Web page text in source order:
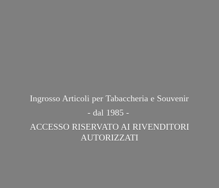
Ingrosso Articoli per Tabaccheria e Souvenir
- dal 1985 -
ACCESSO RISERVATO AI RIVENDITORI
AUTORIZZATI